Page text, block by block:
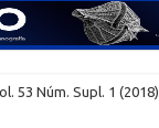
53 Núm. Supl. 1 (2018)